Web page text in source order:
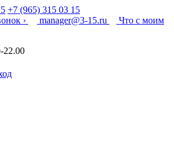
+7 (965) 315 03 15
›
manager@3-15.ru
Что с моим
22.00